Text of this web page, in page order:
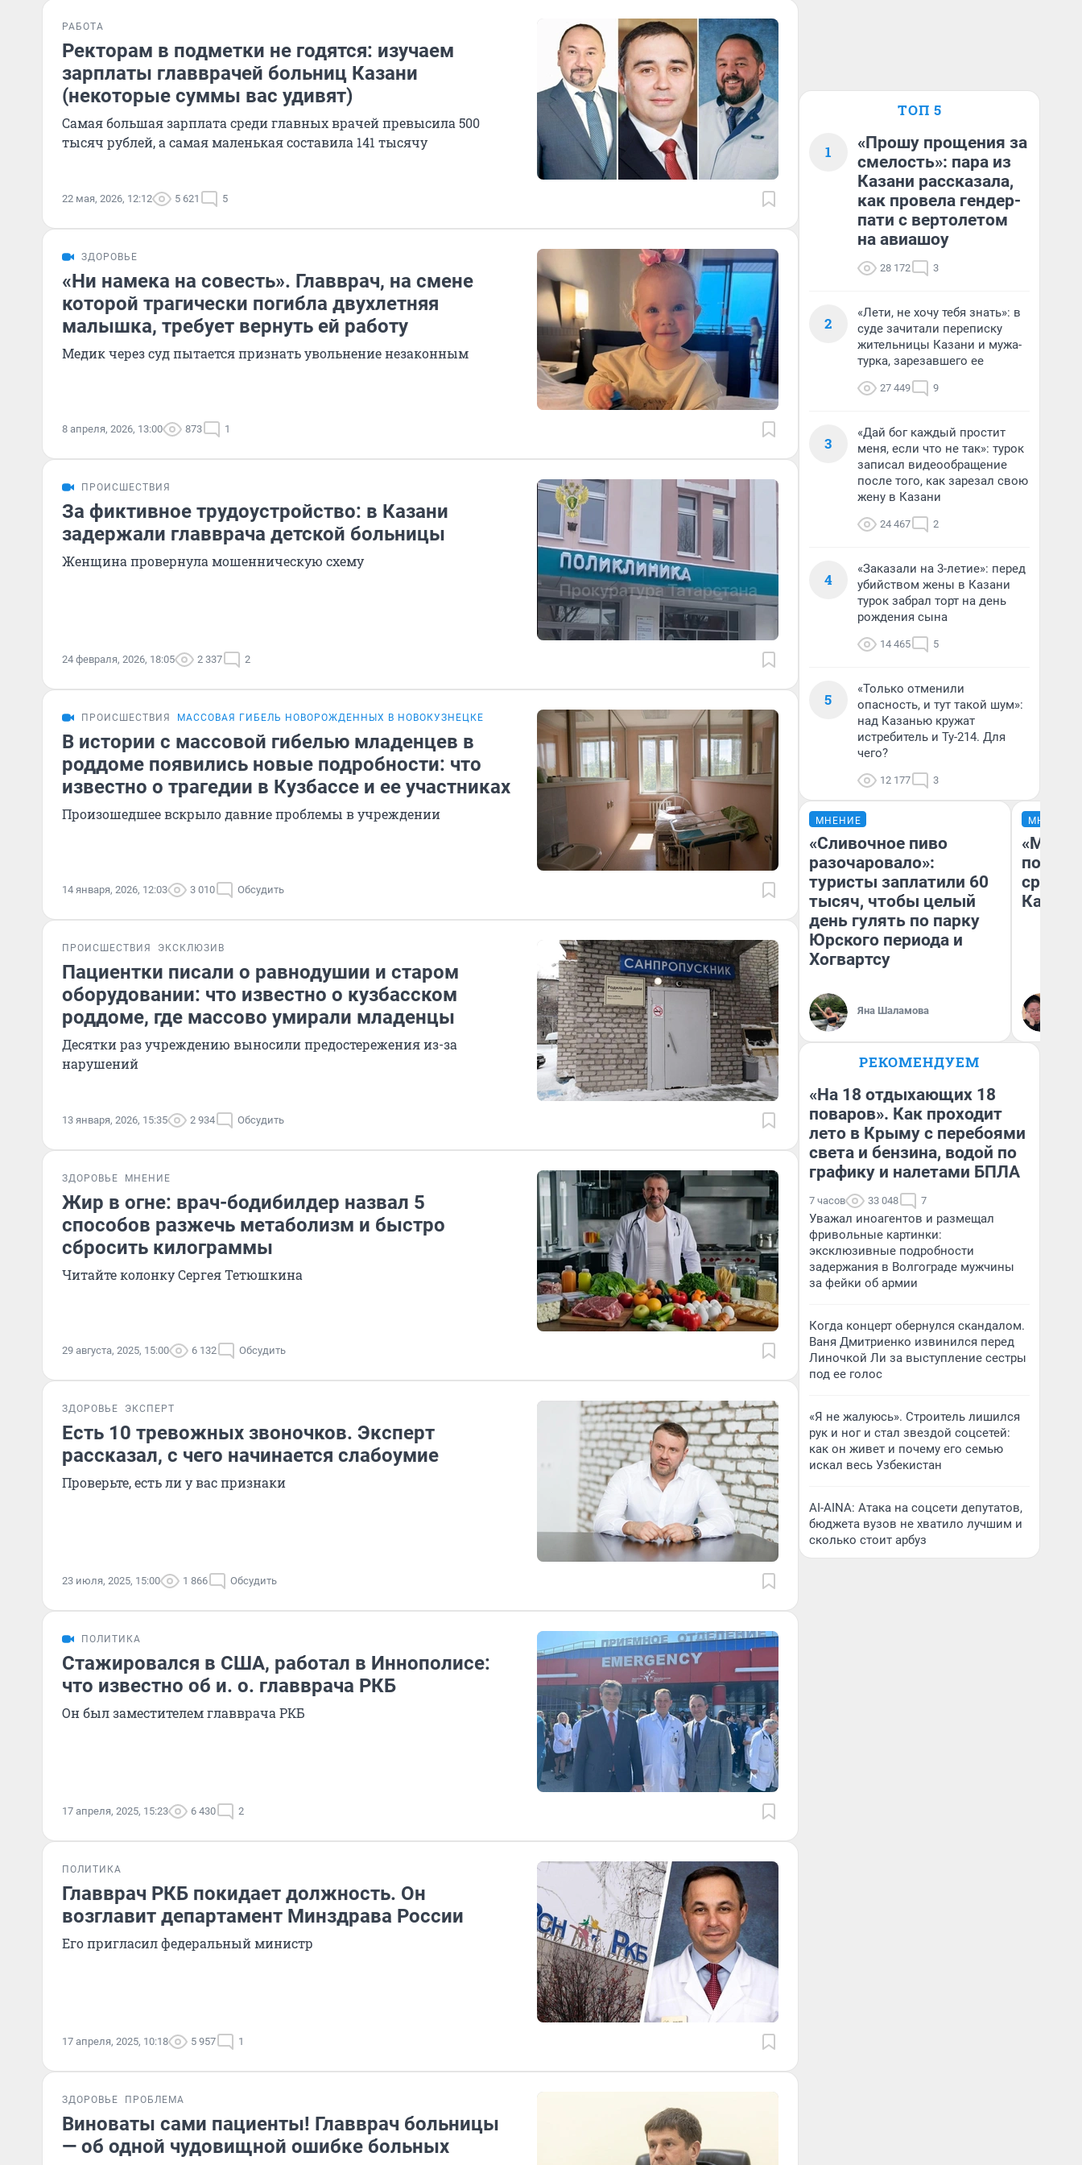
РАБОТА
Ректорам в подметки не годятся: изучаем
зарплаты главврачей больниц Казани
(некоторые суммы вас удивят)
Самая большая зарплата среди главных врачей превысила 500
тысяч рублей, а самая маленькая составила 141 тысячу
22 мая, 2026, 12:12 5 621 5
ЗДОРОВЬЕ
«Ни намека на совесть». Главврач, на смене
которой трагически погибла двухлетняя
малышка, требует вернуть ей работу
Медик через суд пытается признать увольнение незаконным
8 апреля, 2026, 13:00 873 1
ПРОИСШЕСТВИЯ
За фиктивное трудоустройство: в Казани
задержали главврача детской больницы
Женщина провернула мошенническую схему
24 февраля, 2026, 18:05 2 337 2
ПРОИСШЕСТВИЯ МАССОВАЯ ГИБЕЛЬ НОВОРОЖДЕННЫХ В НОВОКУЗНЕЦКЕ
В истории с массовой гибелью младенцев в
роддоме появились новые подробности: что
известно о трагедии в Кузбассе и ее участниках
Произошедшее вскрыло давние проблемы в учреждении
14 января, 2026, 12:03 3 010 Обсудить
ПРОИСШЕСТВИЯ ЭКСКЛЮЗИВ
Пациентки писали о равнодушии и старом
оборудовании: что известно о кузбасском
роддоме, где массово умирали младенцы
Десятки раз учреждению выносили предостережения из-за
нарушений
13 января, 2026, 15:35 2 934 Обсудить
ЗДОРОВЬЕ МНЕНИЕ
Жир в огне: врач-бодибилдер назвал 5
способов разжечь метаболизм и быстро
сбросить килограммы
Читайте колонку Сергея Тетюшкина
29 августа, 2025, 15:00 6 132 Обсудить
ЗДОРОВЬЕ ЭКСПЕРТ
Есть 10 тревожных звоночков. Эксперт
рассказал, с чего начинается слабоумие
Проверьте, есть ли у вас признаки
23 июля, 2025, 15:00 1 866 Обсудить
ПОЛИТИКА
Стажировался в США, работал в Иннополисе:
что известно об и. о. главврача РКБ
Он был заместителем главврача РКБ
17 апреля, 2025, 15:23 6 430 2
ПОЛИТИКА
Главврач РКБ покидает должность. Он
возглавит департамент Минздрава России
Его пригласил федеральный министр
17 апреля, 2025, 10:18 5 957 1
ЗДОРОВЬЕ ПРОБЛЕМА
Виноваты сами пациенты! Главврач больницы
— об одной чудовищной ошибке больных
ТОП 5
1
«Прошу прощения за
смелость»: пара из
Казани рассказала,
как провела гендер-
пати с вертолетом
на авиашоу
28 172 3
2
«Лети, не хочу тебя знать»: в
суде зачитали переписку
жительницы Казани и мужа-
турка, зарезавшего ее
27 449 9
3
«Дай бог каждый простит
меня, если что не так»: турок
записал видеообращение
после того, как зарезал свою
жену в Казани
24 467 2
4
«Заказали на 3-летие»: перед
убийством жены в Казани
турок забрал торт на день
рождения сына
14 465 5
5
«Только отменили
опасность, и тут такой шум»:
над Казанью кружат
истребитель и Ту-214. Для
чего?
12 177 3
МНЕНИЕ
«Сливочное пиво
разочаровало»:
туристы заплатили 60
тысяч, чтобы целый
день гулять по парку
Юрского периода и
Хогвартсу
Яна Шаламова
МНЕНИЕ
РЕКОМЕНДУЕМ
«На 18 отдыхающих 18
поваров». Как проходит
лето в Крыму с перебоями
света и бензина, водой по
графику и налетами БПЛА
7 часов 33 048 7
Уважал иноагентов и размещал
фривольные картинки:
эксклюзивные подробности
задержания в Волгограде мужчины
за фейки об армии
Когда концерт обернулся скандалом.
Ваня Дмитриенко извинился перед
Линочкой Ли за выступление сестры
под ее голос
«Я не жалуюсь». Строитель лишился
рук и ног и стал звездой соцсетей:
как он живет и почему его семью
искал весь Узбекистан
AI-AINA: Атака на соцсети депутатов,
бюджета вузов не хватило лучшим и
сколько стоит арбуз